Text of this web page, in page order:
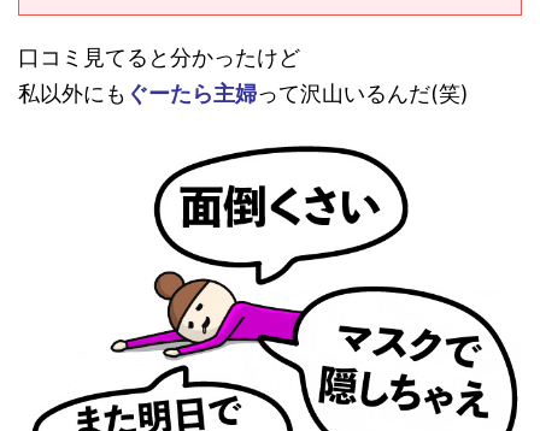
口コミ見てると分かったけど
私以外にも ぐーたら主婦って沢山いるんだ(笑)